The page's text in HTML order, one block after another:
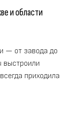
и области
— от завода до
выстроили
приходила